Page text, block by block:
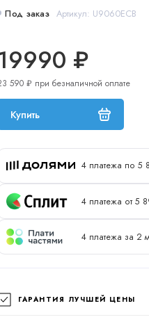
Под заказ Артикул: U9060ECB
₽
590 ₽ при безналичной оплате
Купить
4 платежа по 5
4 платежа от 5
4 платежа за 2
ГАРАНТИЯ ЛУЧШЕЙ ЦЕНЫ